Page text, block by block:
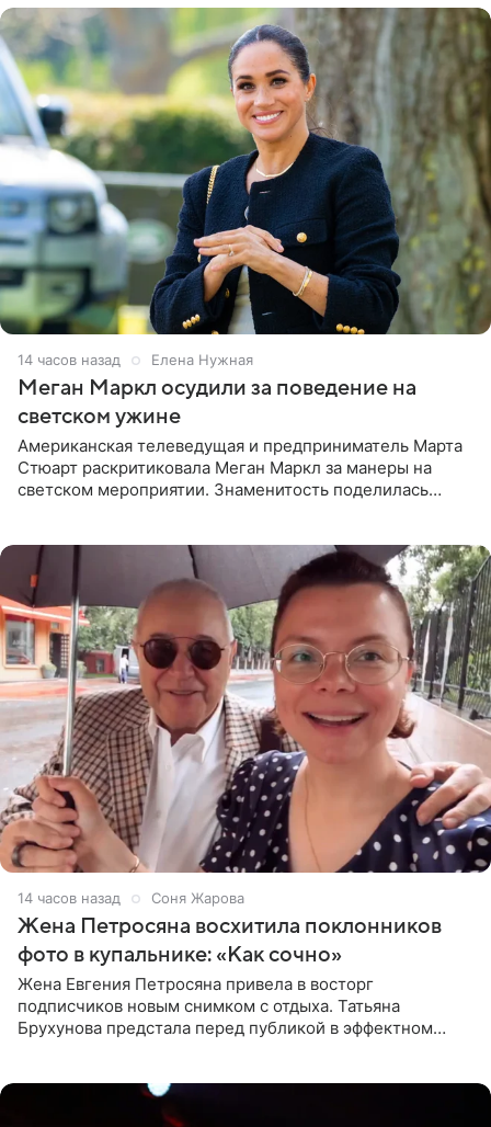
14 часов назад Елена Нужная
Меган Маркл осудили за поведение на
светском ужине
Американская телеведущая и предприниматель Марта
Стюарт раскритиковала Меган Маркл за манеры на
светском мероприятии. Знаменитость поделилась
14 часов назад Соня Жарова
Жена Петросяна восхитила поклонников
фото в купальнике: «Как сочно»
Жена Евгения Петросяна привела в восторг
подписчиков новым снимком с отдыха. Татьяна
Брухунова предстала перед публикой в эффектном